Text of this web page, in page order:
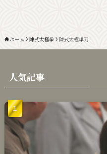
ホーム 陳式太極拳 陳式太極単刀
人気記事